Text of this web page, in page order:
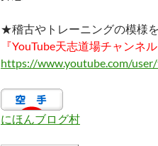
★稽古やトレーニングの模様
『YouTube天志道場チャンネル
https://www.youtube.com/
にほんブログ村